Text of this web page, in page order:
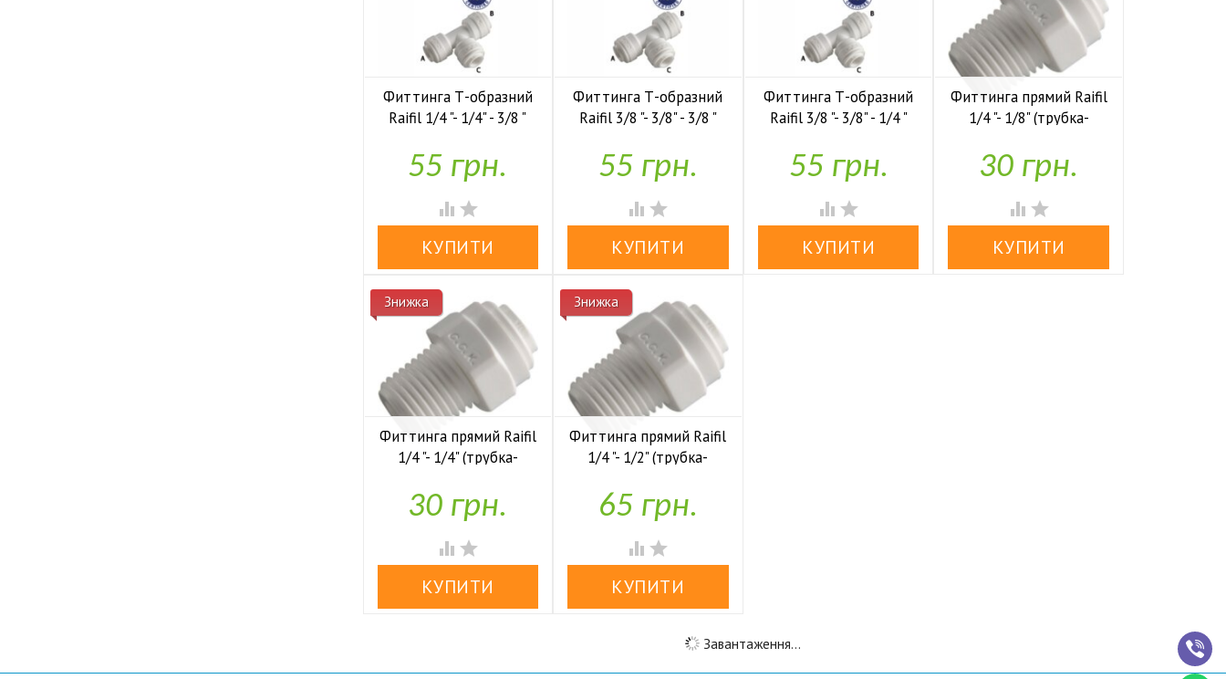
Фиттинга Т-образний
Raifil 1/4 "- 1/4" - 3/8 "
У наявності
55 грн.
 
Фиттинга Т-образний
Raifil 3/8 "- 3/8" - 3/8 "
У наявності
55 грн.
 
Фиттинга Т-образний
Raifil 3/8 "- 3/8" - 1/4 "
У наявності
55 грн.
 
Фиттинга прямий Raifil
1/4 "- 1/8" (трубка-
У наявності
30 грн.
 
Знижка
Фиттинга прямий Raifil
1/4 "- 1/4" (трубка-
У наявності
30 грн.
 
Знижка
Фиттинга прямий Raifil
1/4 "- 1/2" (трубка-
У наявності
65 грн.
 
Завантаження...